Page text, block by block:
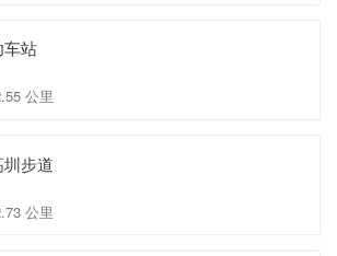
车站
公里
步道
公里